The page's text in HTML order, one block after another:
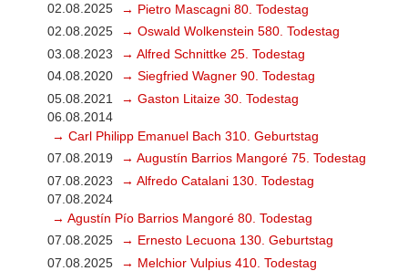
02.08.2025
→ Pietro Mascagni 80. Todestag
02.08.2025
→ Oswald Wolkenstein 580. Todestag
03.08.2023
→ Alfred Schnittke 25. Todestag
04.08.2020
→ Siegfried Wagner 90. Todestag
05.08.2021
→ Gaston Litaize 30. Todestag
06.08.2014
→ Carl Philipp Emanuel Bach 310. Geburtstag
07.08.2019
→ Augustín Barrios Mangoré 75. Todestag
07.08.2023
→ Alfredo Catalani 130. Todestag
07.08.2024
→ Agustín Pío Barrios Mangoré 80. Todestag
07.08.2025
→ Ernesto Lecuona 130. Geburtstag
07.08.2025
→ Melchior Vulpius 410. Todestag